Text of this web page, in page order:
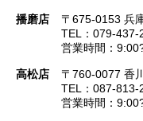
播磨店
〒675-0153 兵
TEL：079-437-
営業時間：
高松店
〒760-0077 香
TEL：087-813-
営業時間：